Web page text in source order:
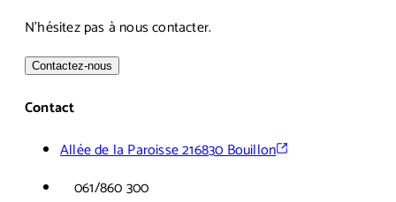
N'hésitez pas à nous contacter.
Contactez-nous
Contact
Allée de la Paroisse 216830 Bouillon
061/860 300